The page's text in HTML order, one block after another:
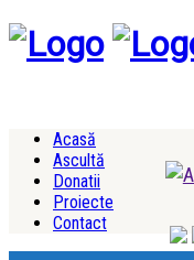
Acasă
Ascultă
Donatii
Proiecte
Contact